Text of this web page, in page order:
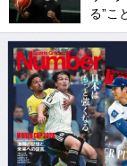
る”こ